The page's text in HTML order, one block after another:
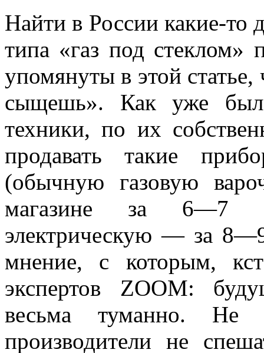
Найти в России какие-то
типа «газ под
упомянуты в этой
сыщешь». Как уже
техники, по их
продавать такие
(обычную газовую
магазине за 6—7
электрическую — за
мнение, с которым,
экспертов ZOOM:
весьма туманно. Не
производители не